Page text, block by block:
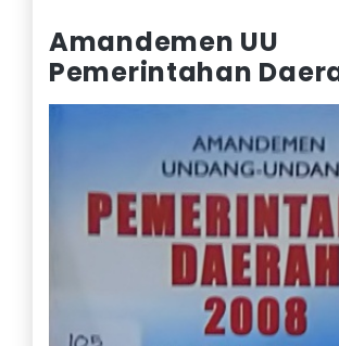
Amandemen UU
Pemerintahan